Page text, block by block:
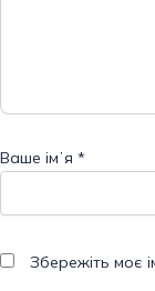
Ваше імʼя *
Збережіть моє